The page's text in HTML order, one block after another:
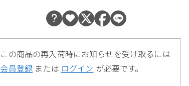
この商品の再入荷時にお知らせを受け取るには
会員登録 または ログイン が必要です。